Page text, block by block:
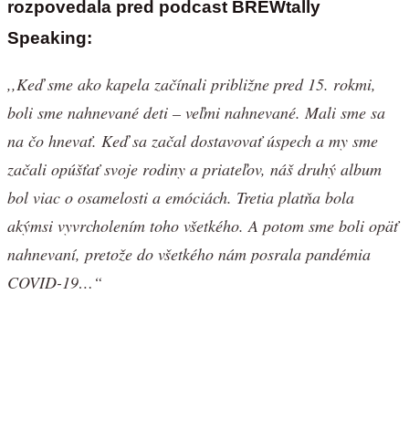
rozpovedala pred podcast BREWtally
Speaking:
,,Keď sme ako kapela začínali približne pred 15. rokmi,
boli sme nahnevané deti – veľmi nahnevané. Mali sme sa
na čo hnevať. Keď sa začal dostavovať úspech a my sme
začali opúšťať svoje rodiny a priateľov, náš druhý album
bol viac o osamelosti a emóciách. Tretia platňa bola
akýmsi vyvrcholením toho všetkého. A potom sme boli opäť
nahnevaní, pretože do všetkého nám posrala pandémia
COVID-19…“